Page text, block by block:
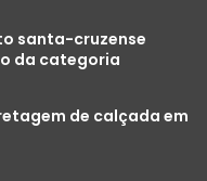
santa-cruzense
da categoria
de calçada em